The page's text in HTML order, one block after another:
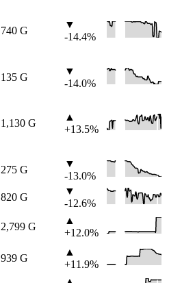
740 G
▼
-14.4%
135 G
▼
-14.0%
1,130 G
▲
+13.5%
275 G
▼
-13.0%
820 G
▼
-12.6%
2,799 G
▲
+12.0%
939 G
▲
+11.9%